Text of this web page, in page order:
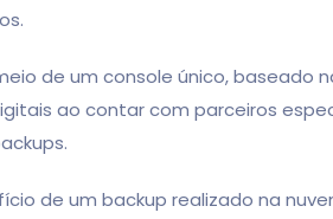
de um console único, baseado
ao contar com parceiros
de um backup realizado na